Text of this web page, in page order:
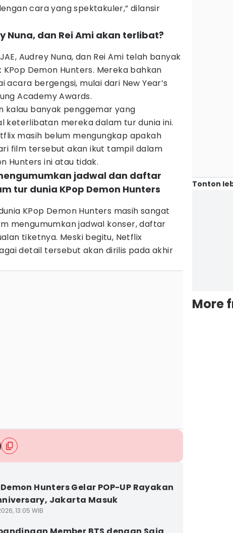
cara yang spektakuler,” dilansir
Nuna, dan Rei Ami akan terlibat?
Audrey Nuna, dan Rei Ami telah banyak
Demon Hunters. Mereka bahkan
bergengsi, mulai dari New Year’s
Academy Awards.
kalau banyak penggemar yang
keterlibatan mereka dalam tur dunia ini.
masih belum mengungkap apakah
film tersebut akan ikut tampil dalam
Hunters ini atau tidak.
jadwal dan daftar
tur dunia KPop Demon Hunters
KPop Demon Hunters masih sangat
mengumumkan jadwal konser, daftar
tiketnya. Meski begitu, Netflix
detail tersebut akan dirilis pada akhir
Demon Hunters Gelar POP-UP Rayakan
Jakarta Masuk
13:05 WIB
Tonton
More